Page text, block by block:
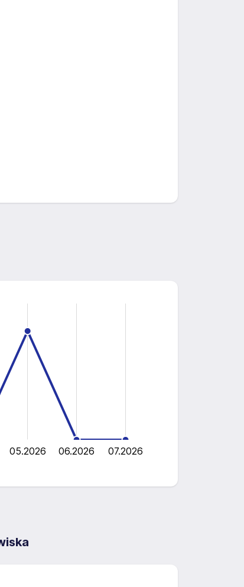
05.2026 06.2026 07.2026